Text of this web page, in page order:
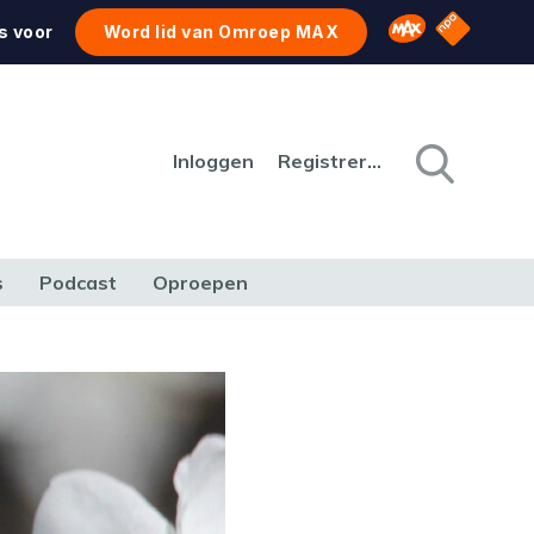
voor Word lid van Omroep MAX Omroep MAX
NPO
Inloggen Registreren
Podcast Oproepen